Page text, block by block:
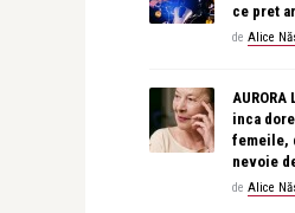
ce pret
de Alice
inca
femeile,
nevoie
de Alice